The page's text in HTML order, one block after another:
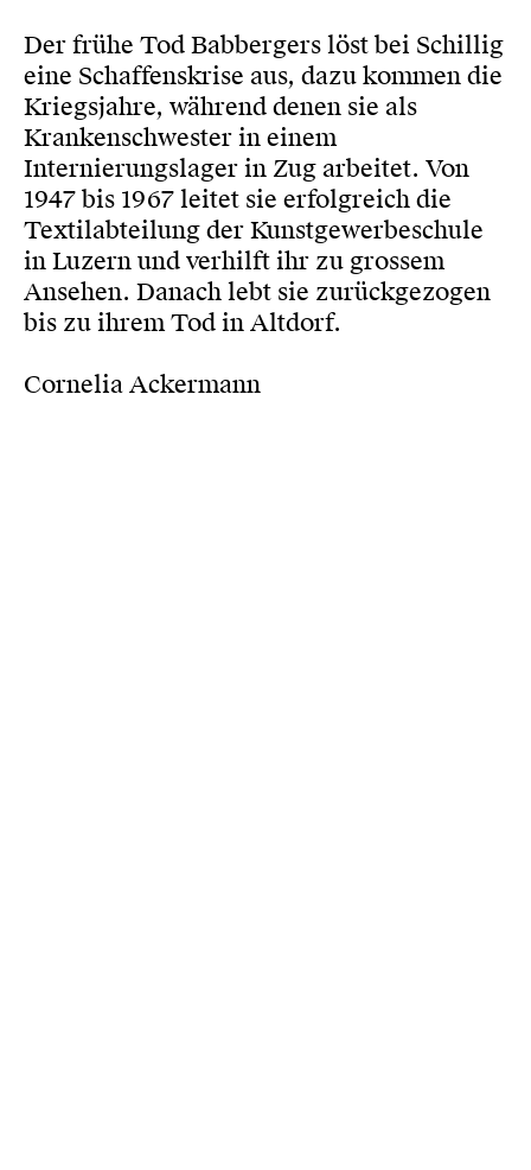
Der frühe Tod Babbergers löst bei Schillig
eine Schaffenskrise aus, dazu kommen die
Kriegsjahre, während denen sie als
Krankenschwester in einem
Internierungslager in Zug arbeitet. Von
1947 bis 1967 leitet sie erfolgreich die
Textilabteilung der Kunstgewerbeschule
in Luzern und verhilft ihr zu grossem
Ansehen. Danach lebt sie zurückgezogen
bis zu ihrem Tod in Altdorf.
Cornelia Ackermann